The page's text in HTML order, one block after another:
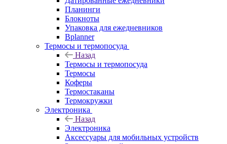
Планинги
Блокноты
Упаковка для ежедневников
Bplanner
Термосы и термопосуда
Назад
Термосы и термопосуда
Термосы
Коферы
Термостаканы
Термокружки
Электроника
Назад
Электроника
Аксессуары для мобильных устройств